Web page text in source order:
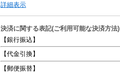
詳細表示
決済に関する表記(ご利用可能な決済方法)
【銀行振込】
【代金引換】
【郵便振替】